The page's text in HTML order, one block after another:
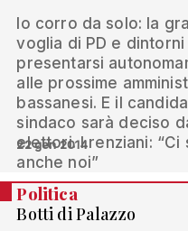
Io corro da solo: la
voglia di PD e dintorni
presentarsi
alle prossime
bassanesi. E il
sindaco sarà deciso
elettori. I renziani: “Ci
anche noi”
22 gen 2014
Politica
Botti di Palazzo